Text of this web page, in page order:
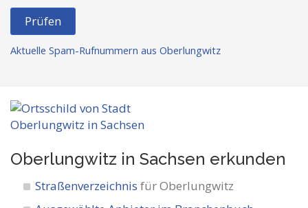
Prüfen
Aktuelle Spam-Rufnummern aus Oberlungwitz
Oberlungwitz in Sachsen erkunden
Straßenverzeichnis für Oberlungwitz